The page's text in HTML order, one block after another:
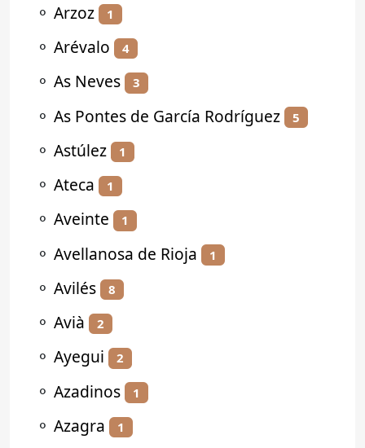
⚬ Arzoz 1
⚬ Arévalo 4
⚬ As Neves 3
⚬ As Pontes de García Rodríguez 5
⚬ Astúlez 1
⚬ Ateca 1
⚬ Aveinte 1
⚬ Avellanosa de Rioja 1
⚬ Avilés 8
⚬ Avià 2
⚬ Ayegui 2
⚬ Azadinos 1
⚬ Azagra 1